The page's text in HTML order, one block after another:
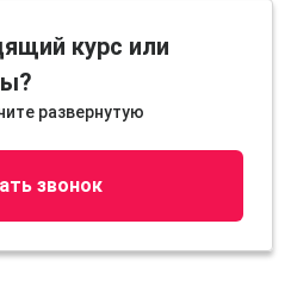
курс или
развернутую
звонок